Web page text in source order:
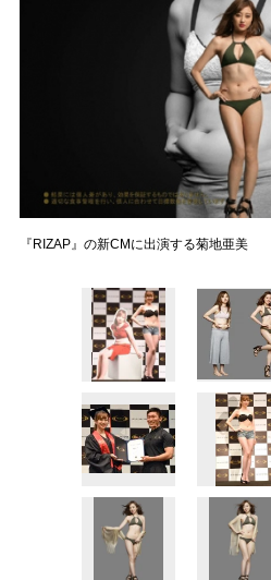
『RIZAP』の新CMに出演する菊地亜美